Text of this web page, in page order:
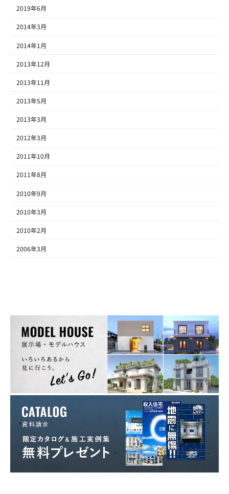
2019年6月
2014年3月
2014年1月
2013年12月
2013年11月
2013年5月
2013年3月
2012年3月
2011年10月
2011年8月
2010年9月
2010年3月
2010年2月
2006年3月